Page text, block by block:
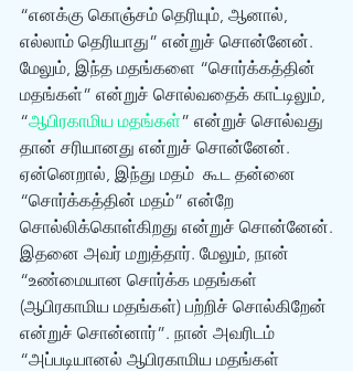
“எனக்கு கொஞ்சம் தெரியும், ஆனால்,
எல்லாம் தெரியாது” என்றுச் சொன்னேன்.
மேலும், இந்த மதங்களை “சொர்க்கத்தின்
மதங்கள்” என்றுச் சொல்வதைக் காட்டிலும்,
“ஆபிரகாமிய மதங்கள்” என்றுச் சொல்வது
தான் சரியானது என்றுச் சொன்னேன்.
ஏன்னெறால், இந்து மதம்  கூட தன்னை
“சொர்க்கத்தின் மதம்” என்றே
சொல்லிக்கொள்கிறது என்றுச் சொன்னேன்.
இதனை அவர் மறுத்தார். மேலும், நான்
“உண்மையான சொர்க்க மதங்கள்
(ஆபிரகாமிய மதங்கள்) பற்றிச் சொல்கிறேன்
என்றுச் சொன்னார்”. நான் அவரிடம்
“அப்படியானல் ஆபிரகாமிய மதங்கள்